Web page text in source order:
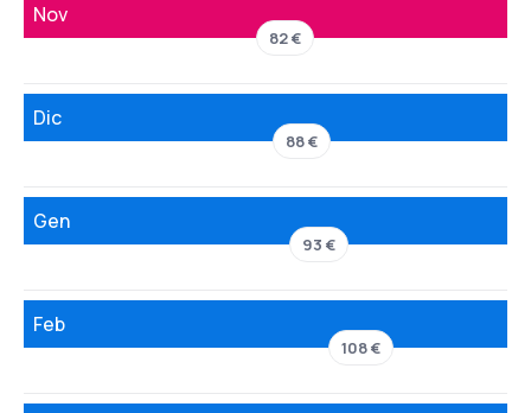
Nov
82 €
Dic
88 €
Gen
93 €
Feb
108 €